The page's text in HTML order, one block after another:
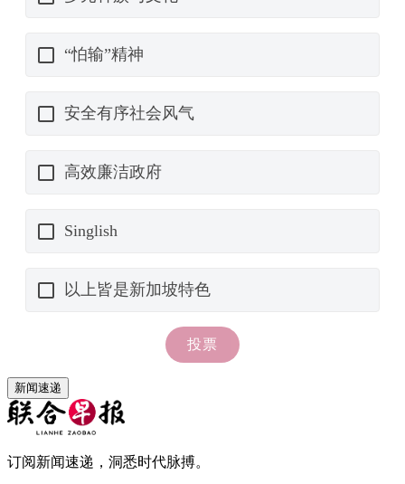
新闻速递
订阅新闻速递，洞悉时代脉搏。